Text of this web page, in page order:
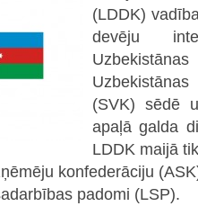
(LDDK)
devēju
(SVK) sēdē
apaļā galda
LDDK maijā
konfederāciju
padomi (LSP).